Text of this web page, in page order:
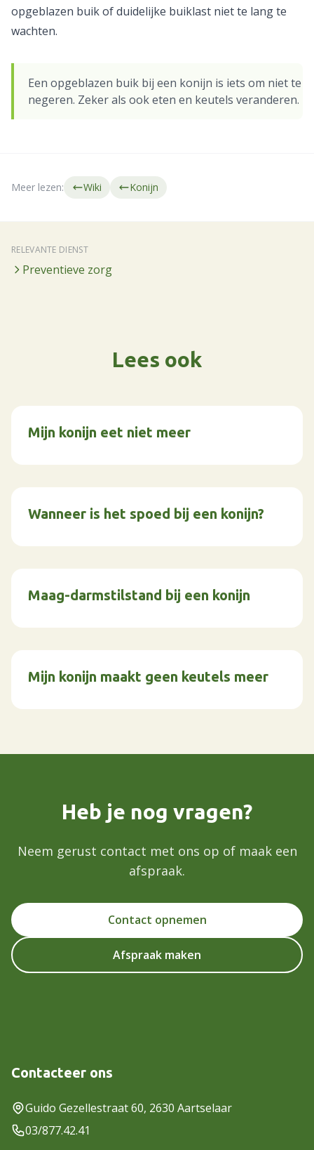
opgeblazen buik of duidelijke buiklast niet te lang te
wachten.
Een opgeblazen buik bij een konijn is iets om niet te
negeren. Zeker als ook eten en keutels veranderen.
Meer lezen: Wiki Konijn
RELEVANTE DIENST
Preventieve zorg
Lees ook
Mijn konijn eet niet meer
Wanneer is het spoed bij een konijn?
Maag-darmstilstand bij een konijn
Mijn konijn maakt geen keutels meer
Heb je nog vragen?
Neem gerust contact met ons op of maak een
afspraak.
Contact opnemen
Afspraak maken
Contacteer ons
Guido Gezellestraat 60, 2630 Aartselaar
03/877.42.41